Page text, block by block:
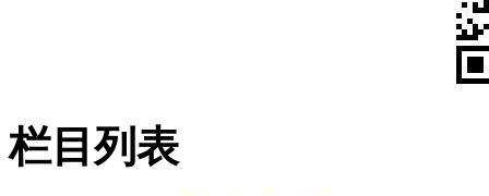
栏目列表